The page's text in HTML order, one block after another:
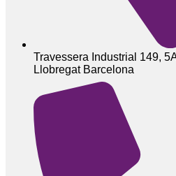
Travessera Industrial 149,
Llobregat Barcelona